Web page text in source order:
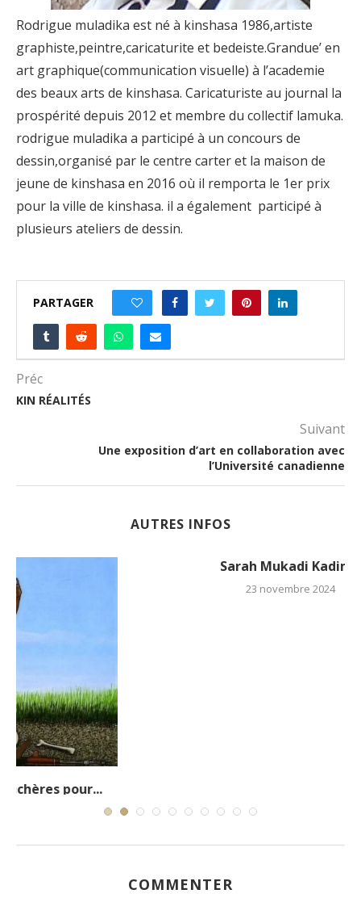
Rodrigue muladika est né à kinshasa 1986,artiste
graphiste,peintre,caricaturite et bedeiste.Grandue’ en
art graphique(communication visuelle) à l’academie
des beaux arts de kinshasa. Caricaturiste au journal la
prospérité depuis 2012 et membre du collectif lamuka.
rodrigue muladika a participé à un concours de
dessin,organisé par le centre carter et la maison de
jeune de kinshasa en 2016 où il remporta le 1er prix
pour la ville de kinshasa. il a également participé à
plusieurs ateliers de dessin.
PARTAGER
Préc
KIN RÉALITÉS
Suivant
Une exposition d’art en collaboration avec
l’Université canadienne
AUTRES INFOS
Sarah Mukadi Kadima